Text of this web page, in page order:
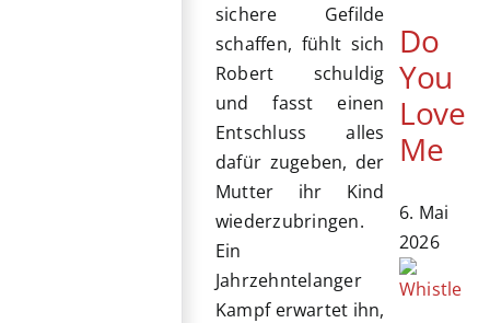
sichere Gefilde
schaffen, fühlt sich
Robert schuldig
und fasst einen
Entschluss alles
dafür zugeben, der
Mutter ihr Kind
wiederzubringen.
Ein
Jahrzehntelanger
Kampf erwartet ihn,
Do
You
Love
Me
6. Mai
2026